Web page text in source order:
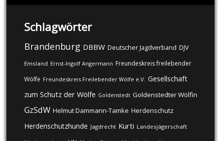
Schlagwörter
Brandenburg DBBW Deutscher Jagdverband DJV
Emsland Ernst-Ingolf Angermann Freundeskreis freilebender
Wölfe Freundeskreis Freilebender Wölfe e.V. Gesellschaft
zum Schutz der Wölfe Goldenstedt Goldenstedter Wölfin
GzSdW Helmut Dammann-Tamke Herdenschutz
Herdenschutzhunde Jagdrecht Kurti Landesjägerschaft